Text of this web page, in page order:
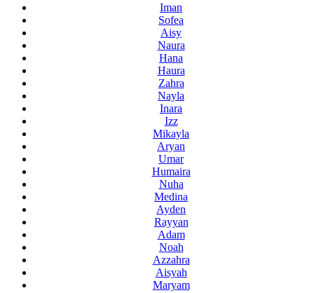
Iman
Sofea
Aisy
Naura
Hana
Haura
Zahra
Nayla
Inara
Izz
Mikayla
Aryan
Umar
Humaira
Nuha
Medina
Ayden
Rayyan
Adam
Noah
Azzahra
Aisyah
Maryam